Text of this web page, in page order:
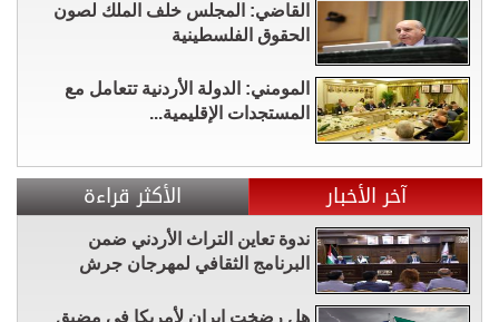
القاضي: المجلس خلف الملك لصون
الحقوق الفلسطينية
المومني: الدولة الأردنية تتعامل مع
المستجدات الإقليمية...
آخر الأخبار الأكثر قراءة
ندوة تعاين التراث الأردني ضمن
البرنامج الثقافي لمهرجان جرش
هل رضخت إيران لأمريكا في مضيق